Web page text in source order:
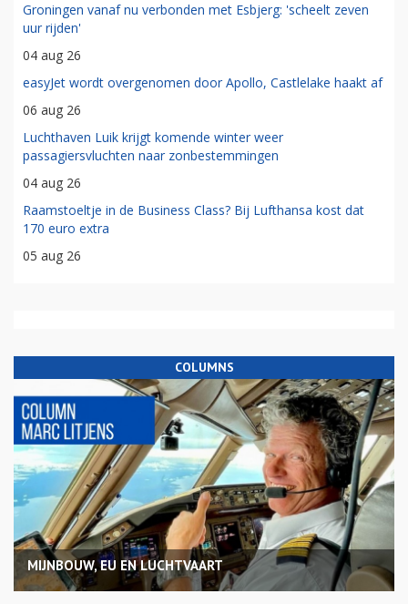
Groningen vanaf nu verbonden met Esbjerg: 'scheelt zeven
uur rijden'
04 aug 26
easyJet wordt overgenomen door Apollo, Castlelake haakt af
06 aug 26
Luchthaven Luik krijgt komende winter weer
passagiersvluchten naar zonbestemmingen
04 aug 26
Raamstoeltje in de Business Class? Bij Lufthansa kost dat
170 euro extra
05 aug 26
COLUMNS
MIJNBOUW, EU EN LUCHTVAART